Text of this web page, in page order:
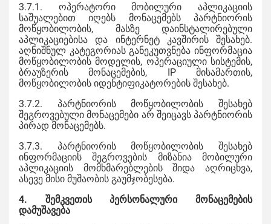
3.7.1. ოპერატორი მობილური აპლიკაციის
საშუალებით იღებს მონაცემებს პარტნიორის
მოწყობილობის, მასზე დაინსტალირებული
აპლიკაციებისა და ინტერნეტ კავშირის შესახებ.
აღნიშნულ კატეგორიას განეკუთვნება ინფორმაცია
მოწყობილობის მოდელის, ოპერაციული სისტემის,
ბრაუზერის მონაცემების, IP მისამართის,
მოწყობილობის იდენტიფიკატორების შესახებ.
3.7.2. პარტნიორის მოწყობილობის შესახებ
შეგროვებული მონაცემები არ შეიცავს პარტნიორის
პირად მონაცემებს.
3.7.3. პარტნიორის მოწყობილობის შესახებ
ინფორმაციის შეგროვების მიზანია მობილური
აპლიკაციის მომხმარებლების შიდა აღრიცხვა,
ასევე მისი მუშაობის გაუმჯობესება.
4. შემკვეთის პერსონალური მონაცემების
დამუშავება